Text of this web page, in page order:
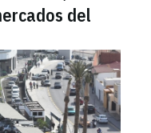
del